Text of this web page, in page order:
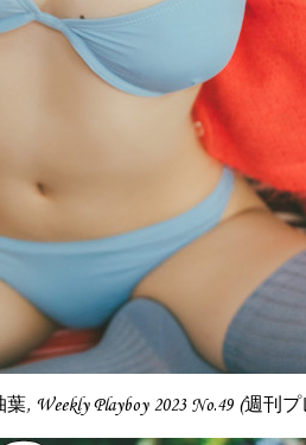
葉, Weekly Playboy 2023 No.49 (週刊